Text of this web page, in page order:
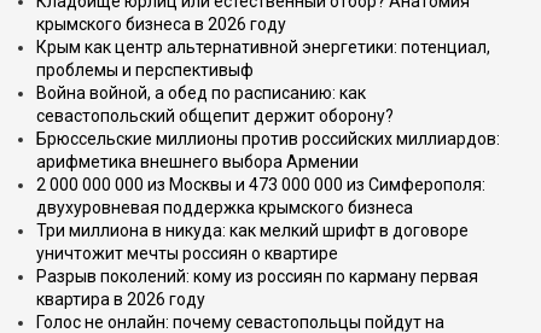
крымского бизнеса в 2026 году
Крым как центр альтернативной энергетики: потенциал,
проблемы и перспективыф
Война войной, а обед по расписанию: как
севастопольский общепит держит оборону?
Брюссельские миллионы против российских миллиардов:
арифметика внешнего выбора Армении
2 000 000 000 из Москвы и 473 000 000 из Симферополя:
двухуровневая поддержка крымского бизнеса
Три миллиона в никуда: как мелкий шрифт в договоре
уничтожит мечты россиян о квартире
Разрыв поколений: кому из россиян по карману первая
квартира в 2026 году
Голос не онлайн: почему севастопольцы пойдут на